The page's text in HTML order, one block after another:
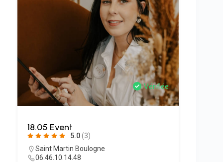
Vérifiée
18.05 Event
5.0(3)
Saint Martin Boulogne
06.46.10.14.48